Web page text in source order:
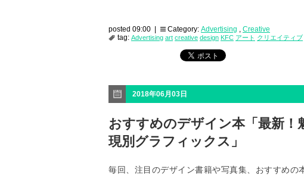
posted 09:00 | Category: Advertising , Creative
tag: Advertising art creative design KFC アート クリエイティブ
2018年06月03日
おすすめのデザイン本「最新
現別グラフィックス」
毎回、注目のデザイン書籍や写真集、おすすめの